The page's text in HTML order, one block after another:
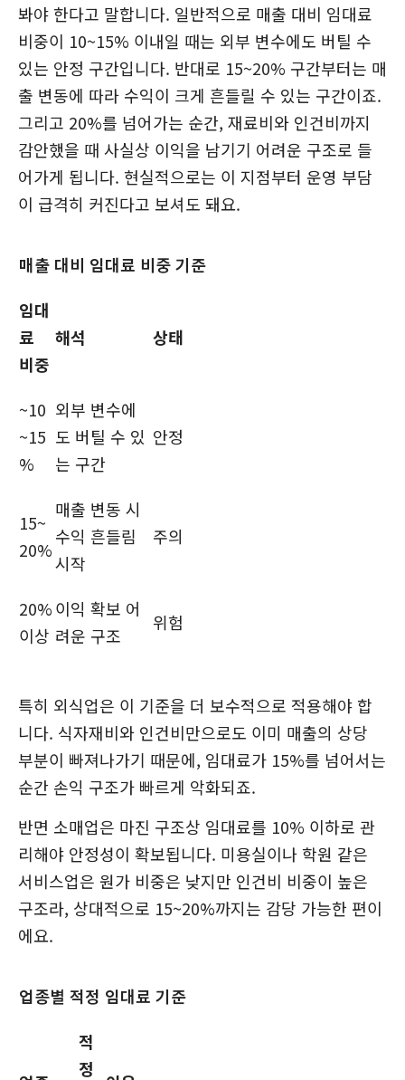
봐야 한다고 말합니다. 일반적으로 매출 대비 임대료
비중이 10~15% 이내일 때는 외부 변수에도 버틸 수
있는 안정 구간입니다. 반대로 15~20% 구간부터는 매
출 변동에 따라 수익이 크게 흔들릴 수 있는 구간이죠.
그리고 20%를 넘어가는 순간, 재료비와 인건비까지
감안했을 때 사실상 이익을 남기기 어려운 구조로 들
어가게 됩니다. 현실적으로는 이 지점부터 운영 부담
이 급격히 커진다고 보셔도 돼요.
매출 대비 임대료 비중 기준
임대
료
비중
해석 상태
~10
~15
%
외부 변수에
도 버틸 수 있
는 구간
안정
15~
20%
매출 변동 시
수익 흔들림
시작
주의
20%
이상
이익 확보 어
려운 구조
위험
특히 외식업은 이 기준을 더 보수적으로 적용해야 합
니다. 식자재비와 인건비만으로도 이미 매출의 상당
부분이 빠져나가기 때문에, 임대료가 15%를 넘어서는
순간 손익 구조가 빠르게 악화되죠.
반면 소매업은 마진 구조상 임대료를 10% 이하로 관
리해야 안정성이 확보됩니다. 미용실이나 학원 같은
서비스업은 원가 비중은 낮지만 인건비 비중이 높은
구조라, 상대적으로 15~20%까지는 감당 가능한 편이
에요.
업종별 적정 임대료 기준
적
정